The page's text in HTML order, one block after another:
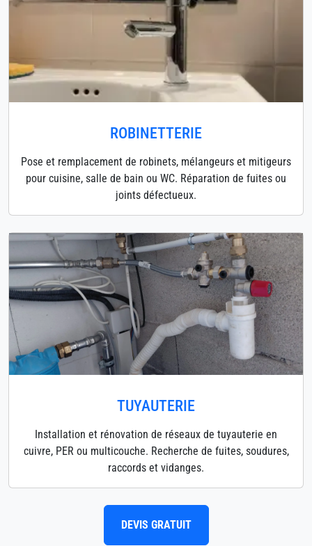
ROBINETTERIE
Pose et remplacement de robinets, mélangeurs et mitigeurs
pour cuisine, salle de bain ou WC. Réparation de fuites ou
joints défectueux.
TUYAUTERIE
Installation et rénovation de réseaux de tuyauterie en
cuivre, PER ou multicouche. Recherche de fuites, soudures,
raccords et vidanges.
DEVIS GRATUIT